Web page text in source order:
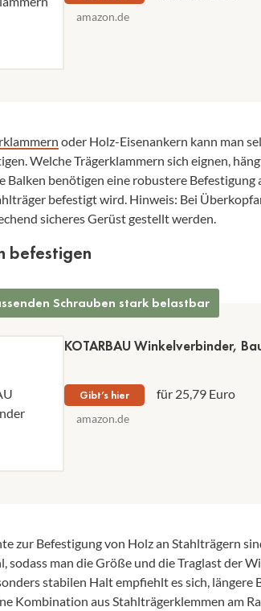
amazon.de
oder Holz-Eisenankern kann man
Welche Trägerklammern sich eignen,
Balken benötigen eine robustere
befestigt wird. Hinweis: Bei
sicheres Gerüst gestellt werden.
befestigen
Schrauben stark belastbar
KOTARBAU Winkelverbinder,
Gibt’s hier für 25,79 Euro
amazon.de
zur Befestigung von Holz an Stahlträgern
sodass man die Größe und die Traglast der
stabilen Halt empfiehlt es sich,
Kombination aus Stahlträgerklemmen am